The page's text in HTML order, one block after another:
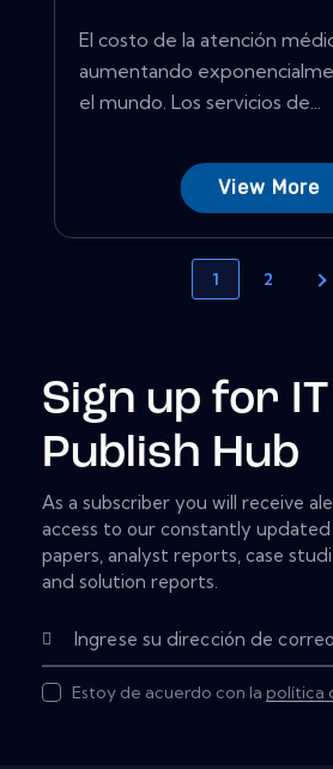
El costo de la atención
aumentando
el mundo. Los servicios de...
View More
1 2
Sign up for IT
Publish Hub
As a subscriber you will receive
access to our constantly
papers, analyst reports, case
and solution reports.
Estoy de acuerdo con la política